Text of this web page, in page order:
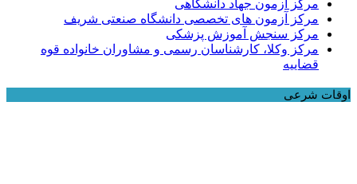
مرکز آزمون جهاد دانشگاهی
مرکز آزمون های تخصصی دانشگاه صنعتی شریف
مرکز سنجش آموزش پزشکی
مرکز وکلا، کارشناسان رسمی و مشاوران خانواده قوه
قضاییه
اوقات شرعی